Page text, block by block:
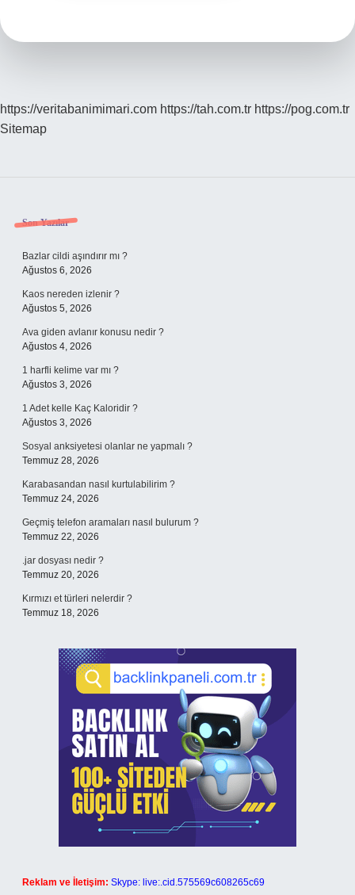
https://veritabanimimari.com https://tah.com.tr https://pog.com.tr
Sitemap
Sidebar
Son Yazılar
Bazlar cildi aşındırır mı ?
Ağustos 6, 2026
Kaos nereden izlenir ?
Ağustos 5, 2026
Ava giden avlanır konusu nedir ?
Ağustos 4, 2026
1 harfli kelime var mı ?
Ağustos 3, 2026
1 Adet kelle Kaç Kaloridir ?
Ağustos 3, 2026
Sosyal anksiyetesi olanlar ne yapmalı ?
Temmuz 28, 2026
Karabasandan nasıl kurtulabilirim ?
Temmuz 24, 2026
Geçmiş telefon aramaları nasıl bulurum ?
Temmuz 22, 2026
.jar dosyası nedir ?
Temmuz 20, 2026
Kırmızı et türleri nelerdir ?
Temmuz 18, 2026
Reklam ve İletişim: Skype: live:.cid.575569c608265c69